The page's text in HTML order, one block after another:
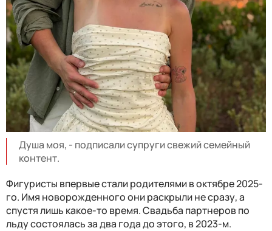
Душа моя, - подписали супруги свежий семейный
контент.
Фигуристы впервые стали родителями в октябре 2025-
го. Имя новорожденного они раскрыли не сразу, а
спустя лишь какое-то время. Свадьба партнеров по
льду состоялась за два года до этого, в 2023-м.